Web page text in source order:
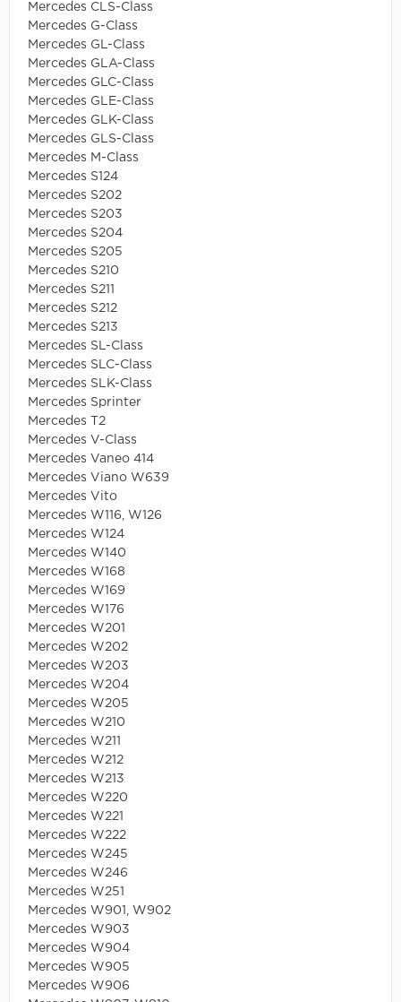
Mercedes CLS-Class
Mercedes G-Class
Mercedes GL-Class
Mercedes GLA-Class
Mercedes GLC-Class
Mercedes GLE-Class
Mercedes GLK-Class
Mercedes GLS-Class
Mercedes M-Class
Mercedes S124
Mercedes S202
Mercedes S203
Mercedes S204
Mercedes S205
Mercedes S210
Mercedes S211
Mercedes S212
Mercedes S213
Mercedes SL-Class
Mercedes SLC-Class
Mercedes SLK-Class
Mercedes Sprinter
Mercedes T2
Mercedes V-Class
Mercedes Vaneo 414
Mercedes Viano W639
Mercedes Vito
Mercedes W116, W126
Mercedes W124
Mercedes W140
Mercedes W168
Mercedes W169
Mercedes W176
Mercedes W201
Mercedes W202
Mercedes W203
Mercedes W204
Mercedes W205
Mercedes W210
Mercedes W211
Mercedes W212
Mercedes W213
Mercedes W220
Mercedes W221
Mercedes W222
Mercedes W245
Mercedes W246
Mercedes W251
Mercedes W901, W902
Mercedes W903
Mercedes W904
Mercedes W905
Mercedes W906